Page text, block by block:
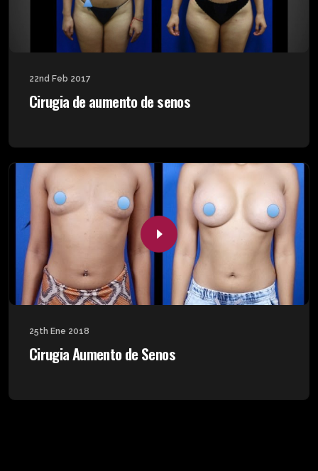
22nd Feb 2017
Cirugia de aumento de senos
25th Ene 2018
Cirugia Aumento de Senos